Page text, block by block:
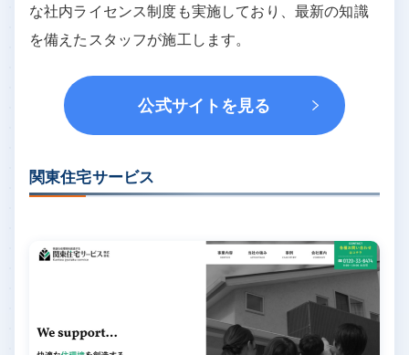
な社内ライセンス制度も実施しており、最新の知識
を備えたスタッフが施工します。
公式サイトを見る
関東住宅サービス